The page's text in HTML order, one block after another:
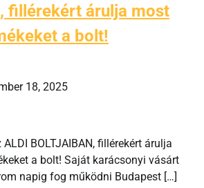
fillérekért árulja most
a bolt!
18, 2025
BOLTJAIBAN, fillérekért árulja
a bolt! Saját karácsonyi vásárt
napig fog működni Budapest […]